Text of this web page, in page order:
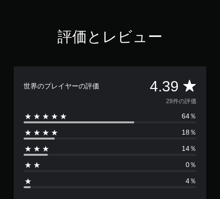
評価とレビュー
世界のプレイヤーの評価 4.39 評
価
数
は
8
28件の評価
64％
18％
14％
0％
4％